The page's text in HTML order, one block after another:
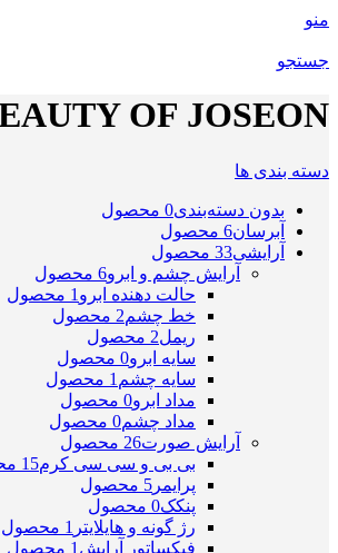
منو
جستجو
OF JOSEON
دسته بندی ها
بدون دسته‌بندی0 محصول
آبرسان6 محصول
آرایشی33 محصول
آرایش چشم و ابرو6 محصول
حالت دهنده ابرو 1 محصول
خط چشم2 محصول
ریمل2 محصول
سایه ابرو0 محصول
سایه چشم 1 محصول
مداد ابرو0 محصول
مداد چشم0 محصول
آرایش صورت26 محصول
بی بی و سی سی کرم15 محصول
پرایمر 5 محصول
پنکک0 محصول
رژ گونه و هایلایتر 1 محصول
فیکساتور آرایش 1 محصول